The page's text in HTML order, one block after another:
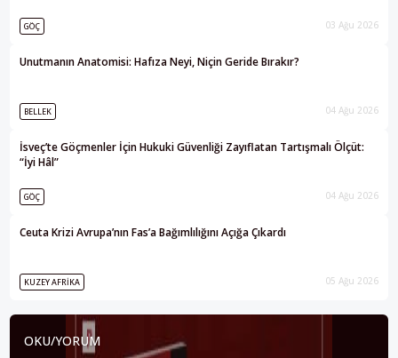
GÖÇ 03 Ağu 2026
Unutmanın Anatomisi: Hafıza Neyi, Niçin Geride Bırakır?
BELLEK 04 Ağu 2026
İsveç’te Göçmenler İçin Hukuki Güvenliği Zayıflatan Tartışmalı Ölçüt:
“İyi Hâl”
GÖÇ 04 Ağu 2026
Ceuta Krizi Avrupa’nın Fas’a Bağımlılığını Açığa Çıkardı
KUZEY AFRIKA 05 Ağu 2026
OKU/YORUM